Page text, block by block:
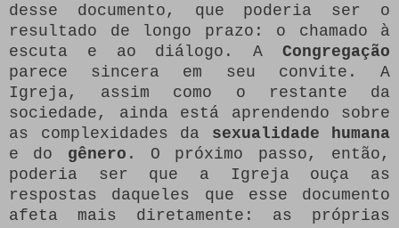
desse documento, que poderia ser o
resultado de longo prazo: o chamado à
escuta e ao diálogo. A Congregação
parece sincera em seu convite. A
Igreja, assim como o restante da
sociedade, ainda está aprendendo sobre
as complexidades da sexualidade humana
e do gênero . O próximo passo, então,
poderia ser que a Igreja ouça as
respostas daqueles que esse documento
afeta mais diretamente: as próprias